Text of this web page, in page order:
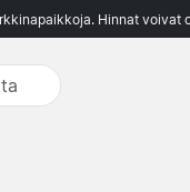
Hinnat